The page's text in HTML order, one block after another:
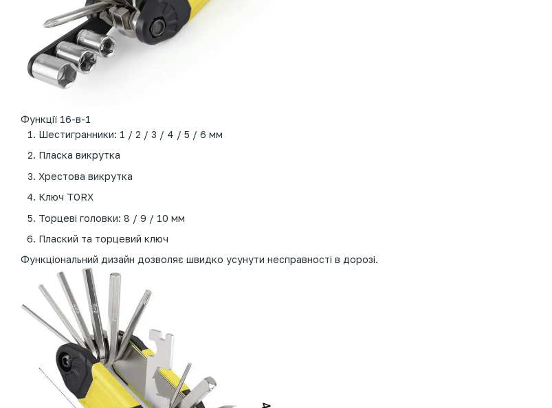
Функції 16-в-1
Шестигранники: 1 / 2 / 3 / 4 / 5 / 6 мм
Пласка викрутка
Хрестова викрутка
Ключ TORX
Торцеві головки: 8 / 9 / 10 мм
Плаский та торцевий ключ
Функціональний дизайн дозволяє швидко усунути несправності в дорозі.